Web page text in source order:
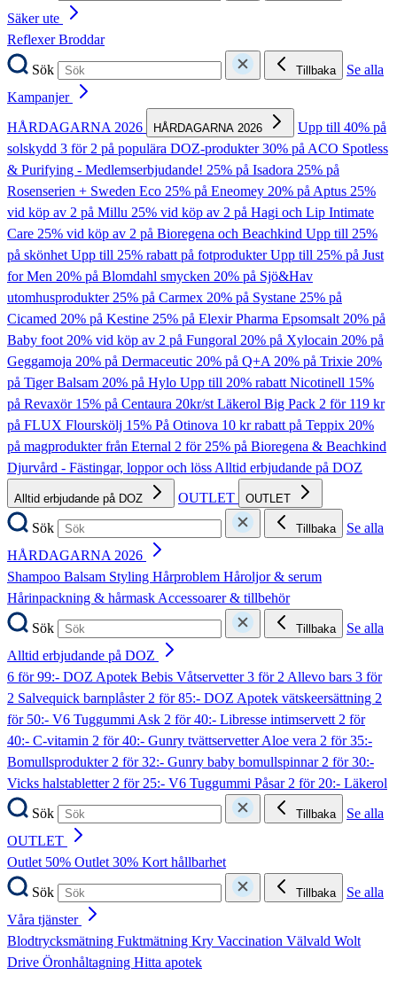
Säker ute
ReflexerBroddar
Sök
Tillbaka
Se alla
Kampanjer
HÅRDAGARNA 2026
HÅRDAGARNA 2026
Upp till 40% på
solskydd 3 för 2 på populära DOZ-produkter30% på ACO Spotless
& Purifying - Medlemserbjudande! 25% på Isadora 25% på
Rosenserien + Sweden Eco 25% på Eneomey 20% på Aptus 25%
vid köp av 2 på Millu 25% vid köp av 2 på Hagi och Lip Intimate
Care 25% vid köp av 2 på Bioregena och Beachkind Upp till 25%
på skönhetUpp till 25% rabatt på fotprodukterUpp till 25% på Just
for Men 20% på Blomdahl smycken 20% på Sjö&Hav
utomhusprodukter25% på Carmex 20% på Systane 25% på
Cicamed 20% på Kestine 25% på Elexir Pharma Epsomsalt20% på
Baby foot20% vid köp av 2 på Fungoral 20% på Xylocain 20% på
Geggamoja 20% på Dermaceutic 20% på Q+A20% på Trixie 20%
på Tiger Balsam 20% på Hylo Upp till 20% rabatt Nicotinell 15%
på Revaxör 15% på Centaura 20kr/st Läkerol Big Pack 2 för 119 kr
på FLUX Flourskölj 15% På Otinova 10 kr rabatt på Teppix 20%
på magprodukter från Eternal 2 för 25% på Bioregena & Beachkind
Djurvård - Fästingar, loppor och lössAlltid erbjudande på DOZ
Alltid erbjudande på DOZ OUTLET OUTLET
Sök Tillbaka
Se alla
HÅRDAGARNA 2026
Shampoo Balsam Styling Hårproblem Håroljor & serum
Hårinpackning & hårmaskAccessoarer & tillbehör
Sök
Tillbaka
Se alla
Alltid erbjudande på DOZ
6 för 99:- DOZ Apotek Bebis Våtservetter3 för 2 Allevo bars 3 för
2 Salvequick barnplåster2 för 85:- DOZ Apotek vätskeersättning 2
för 50:- V6 Tuggummi Ask 2 för 40:- Libresse intimservett2 för
40:- C-vitamin 2 för 40:- Gunry tvättservetter Aloe vera 2 för 35:-
Bomullsprodukter2 för 32:- Gunry baby bomullspinnar2 för 30:-
Vicks halstabletter2 för 25:- V6 Tuggummi Påsar2 för 20:- Läkerol
Sök
Tillbaka
Se alla
OUTLET
Outlet 50% Outlet 30% Kort hållbarhet
Sök
Tillbaka
Se alla
Våra tjänster
Blodtrycksmätning Fuktmätning Kry Vaccination Välvald Wolt
Drive Öronhåltagning Hitta apotek